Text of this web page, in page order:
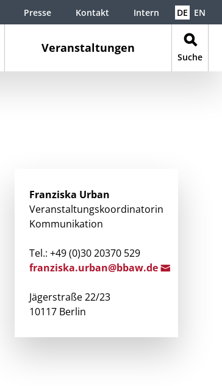
Veranstaltungen
Suche
Presse Kontakt Intern DE EN
Franziska Urban
Veranstaltungskoordinatorin
Kommunikation
Tel.: +49 (0)30 20370 529
franziska.urban@bbaw.de
Jägerstraße 22/23
10117 Berlin